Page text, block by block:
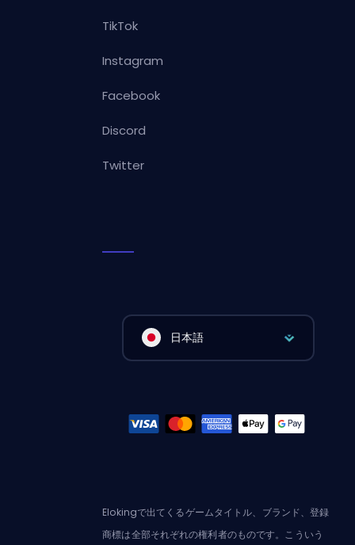
TikTok
Instagram
Facebook
Discord
Twitter
日本語
Elokingで出てくるゲームタイトル、ブランド、登録
商標は全部それぞれの権利者のものです。こういう